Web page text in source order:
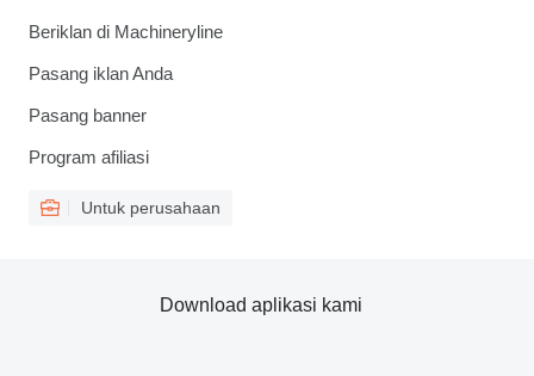
Beriklan di Machineryline
Pasang iklan Anda
Pasang banner
Program afiliasi
Untuk perusahaan
Download aplikasi kami